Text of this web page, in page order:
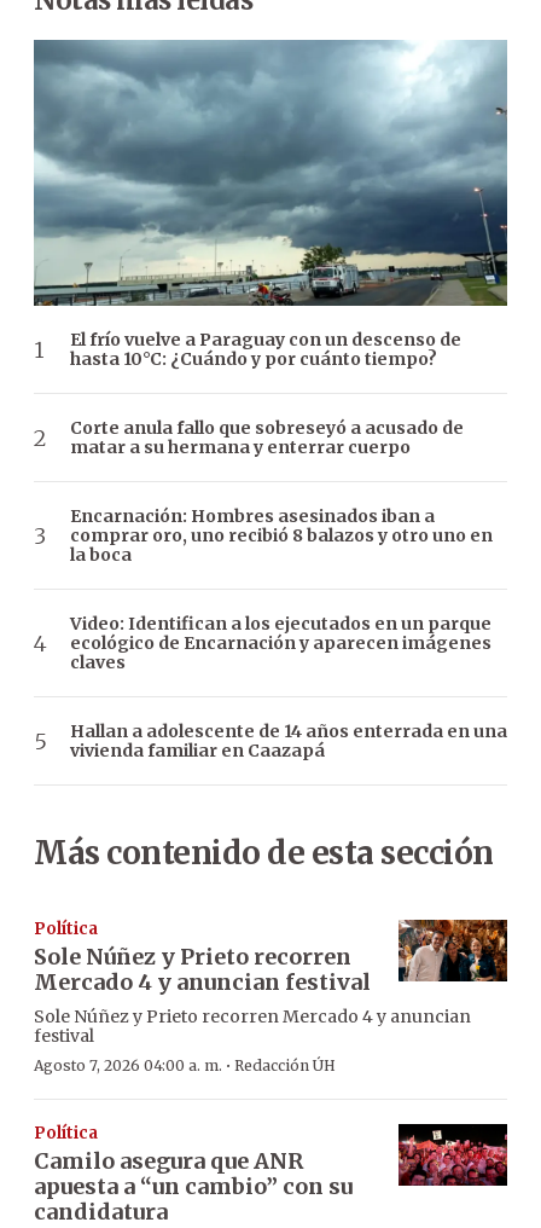
El frío vuelve a Paraguay con un descenso de
hasta 10°C: ¿Cuándo y por cuánto tiempo?
Corte anula fallo que sobreseyó a acusado de
matar a su hermana y enterrar cuerpo
Encarnación: Hombres asesinados iban a
comprar oro, uno recibió 8 balazos y otro uno en
la boca
Video: Identifican a los ejecutados en un parque
ecológico de Encarnación y aparecen imágenes
claves
Hallan a adolescente de 14 años enterrada en una
vivienda familiar en Caazapá
Más contenido de esta sección
Política
Sole Núñez y Prieto recorren
Mercado 4 y anuncian festival
Sole Núñez y Prieto recorren Mercado 4 y anuncian
festival
Agosto 7, 2026 04:00 a. m. · Redacción ÚH
Política
Camilo asegura que ANR
apuesta a “un cambio” con su
candidatura